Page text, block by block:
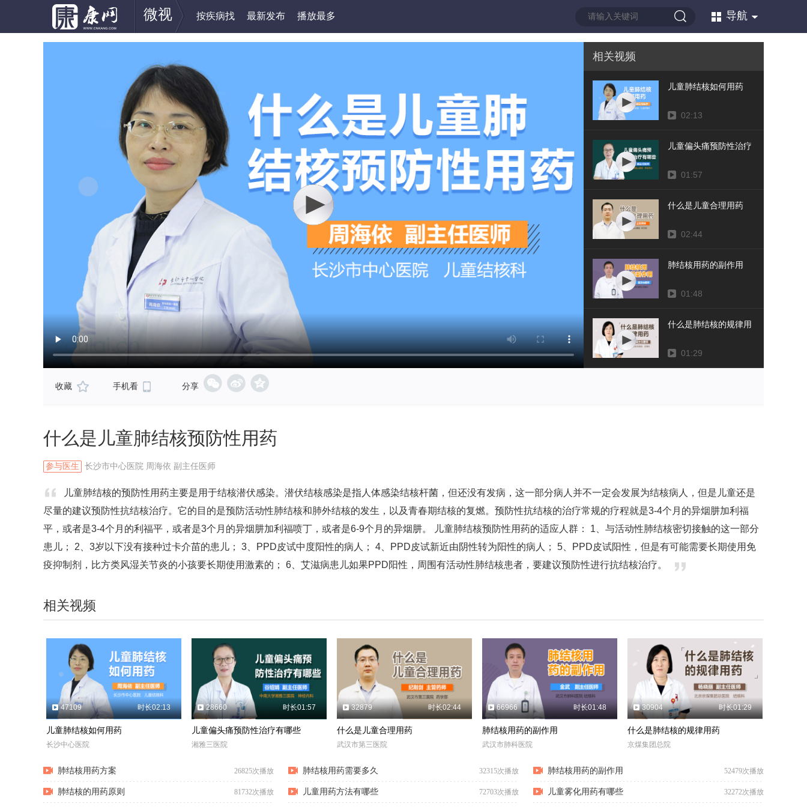
微视 按疾病找 最新发布 播放最多 导航
相关视频
儿童肺结核如何用药
02:13
儿童偏头痛预防性治疗有哪些
01:57
什么是儿童合理用药
02:44
肺结核用药的副作用
01:48
什么是肺结核的规律用药
01:29
收藏 手机看 分享
什么是儿童肺结核预防性用药
参与医生 长沙市中心医院 周海依 副主任医师
儿童肺结核的预防性用药主要是用于结核潜伏感染。潜伏结核感染是指人体感染结核杆菌，但还没有发病，这一部分病人并不一定会发展为结核病人，但是儿童还是
尽量的建议预防性抗结核治疗。它的目的是预防活动性肺结核和肺外结核的发生，以及青春期结核的复燃。预防性抗结核的治疗常规的疗程就是3-4个月的异烟肼加利福
平，或者是3-4个月的利福平，或者是3个月的异烟肼加利福喷丁，或者是6-9个月的异烟肼。 儿童肺结核预防性用药的适应人群： 1、与活动性肺结核密切接触的这一部分
患儿； 2、3岁以下没有接种过卡介苗的患儿； 3、PPD皮试中度阳性的病人； 4、PPD皮试新近由阴性转为阳性的病人； 5、PPD皮试阳性，但是有可能需要长期使用免
疫抑制剂，比方类风湿关节炎的小孩要长期使用激素的； 6、艾滋病患儿如果PPD阳性，周围有活动性肺结核患者，要建议预防性进行抗结核治疗。
相关视频
47109 时长02:13
儿童肺结核如何用药
长沙中心医院
28660 时长01:57
儿童偏头痛预防性治疗有哪些
湘雅三医院
32879 时长02:44
什么是儿童合理用药
武汉市第三医院
66966 时长01:48
肺结核用药的副作用
武汉市肺科医院
30904 时长01:29
什么是肺结核的规律用药
京煤集团总院
肺结核用药方案 26825次播放 肺结核用药需要多久 32315次播放 肺结核用药的副作用 52479次播放
肺结核的用药原则 81732次播放 儿童用药方法有哪些 72703次播放 儿童雾化用药有哪些 32272次播放